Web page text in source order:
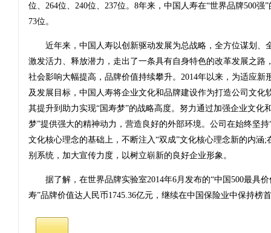
位、264位、240位、237位。8年来，中国人寿在“世界品牌500强
73位。
近年来，中国人寿以创新驱动发展为总战略，全方位谋划、
激发活力、释放潜力，走出了一条具有自身特色的改革发展之路
社会影响大幅提高，品牌价值持续攀升。2014年以来，为适应新
及发展目标，中国人寿将企业文化和品牌建设作为打造公司文化
其提升到助力实现“国寿梦”的战略高度。努力通过加强企业文化
梦”提供强大的精神动力，营造良好的外部环境。公司在始终坚
文化核心理念的基础上，不断注入“双成”文化核心理念新的内涵;
别系统，加大宣传力度，以树立崭新的良好企业形象。
据了解，在世界品牌实验室2014年6月发布的“中国500最具价
寿”品牌价值达人民币1745.36亿元，继续在中国保险业中保持榜